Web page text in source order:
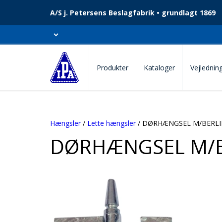
A/S j. Petersens Beslagfabrik • grundlagt 1869
Produkter Kataloger
Hængsler/ Lette hængsler/ DØRHÆNGSEL M/
DØRHÆNGSEL M/